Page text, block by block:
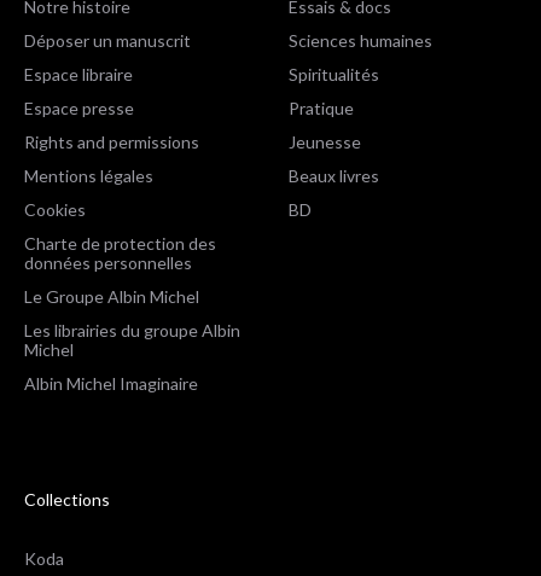
Notre histoire
Déposer un manuscrit
Espace libraire
Espace presse
Rights and permissions
Mentions légales
Cookies
Charte de protection des
données personnelles
Le Groupe Albin Michel
Les librairies du groupe Albin
Michel
Albin Michel Imaginaire
Essais & docs
Sciences humaines
Spiritualités
Pratique
Jeunesse
Beaux livres
BD
Collections
Koda